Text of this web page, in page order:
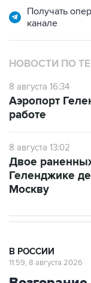
Получать
канале
НОВОСТИ ПО
8 августа 16:34
Аэропорт
работе
8 августа 13:02
Двое
Геленджике
Москву
В РОССИИ
11:59, 8 августа 2026